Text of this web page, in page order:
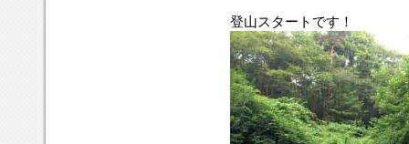
登山スタートです！